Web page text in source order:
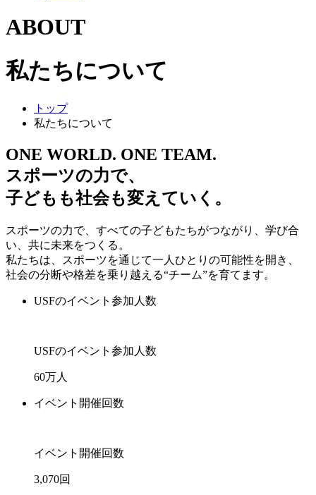
ABOUT
私たちについて
トップ
私たちについて
ONE WORLD. ONE TEAM.
スポーツの力で、
子どもも社会も変えていく。
スポーツの力で、すべての子どもたちがつながり、学び合
い、共に未来をつくる。
私たちは、スポーツを通じて一人ひとりの可能性を開き、
社会の分断や格差を乗り越える“チーム”を育てます。
USFのイベント参加人数
USFのイベント参加人数
60万人
イベント開催回数
イベント開催回数
3,070回